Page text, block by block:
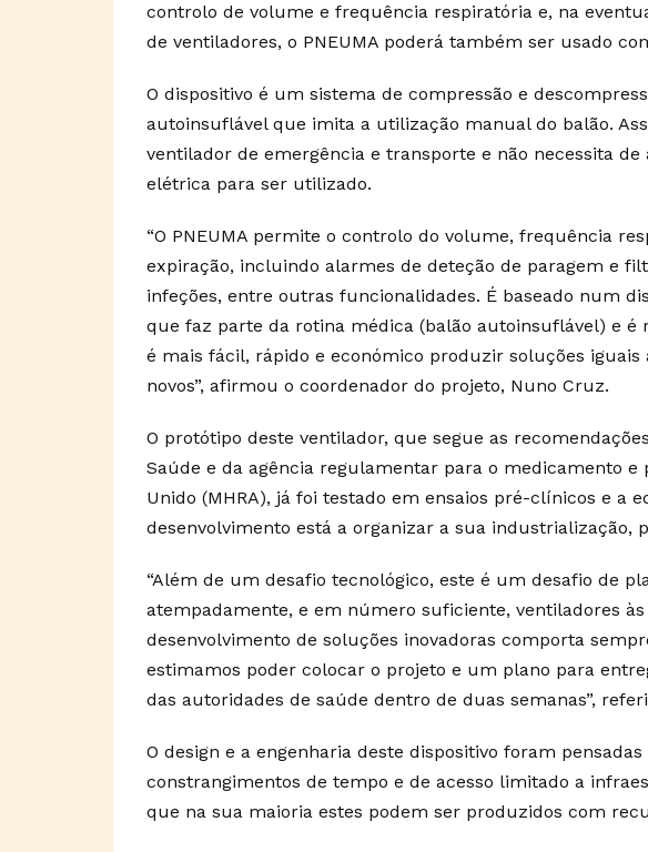
controlo de volume e frequência respiratória e, na
de ventiladores, o PNEUMA poderá também ser usado
O dispositivo é um sistema de compressão e
autoinsuflável que imita a utilização manual do balão.
ventilador de emergência e transporte e não necessita de
elétrica para ser utilizado.
“O PNEUMA permite o controlo do volume, frequência
expiração, incluindo alarmes de deteção de paragem e
infeções, entre outras funcionalidades. É baseado num
que faz parte da rotina médica (balão autoinsuflável) e é
é mais fácil, rápido e económico produzir soluções iguais
novos”, afirmou o coordenador do projeto, Nuno Cruz.
O protótipo deste ventilador, que segue as
Saúde e da agência regulamentar para o medicamento e
Unido (MHRA), já foi testado em ensaios pré-clínicos e a
desenvolvimento está a organizar a sua industrialização,
“Além de um desafio tecnológico, este é um desafio de
atempadamente, e em número suficiente, ventiladores às
desenvolvimento de soluções inovadoras comporta
estimamos poder colocar o projeto e um plano para
das autoridades de saúde dentro de duas semanas”,
O design e a engenharia deste dispositivo foram
constrangimentos de tempo e de acesso limitado a
que na sua maioria estes podem ser produzidos com